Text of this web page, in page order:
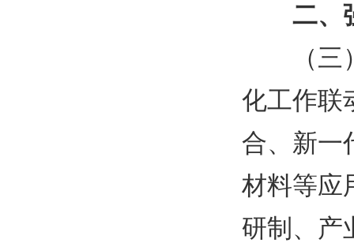
二、
（
化工作联
合、新一
材料等应
研制、产